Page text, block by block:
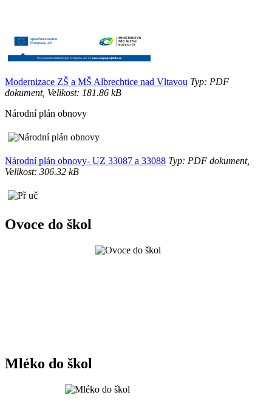
Modernizace ZŠ a MŠ Albrechtice nad Vltavou Typ: PDF
dokument, Velikost: 181.86 kB
Národní plán obnovy
Národní plán obnovy- UZ 33087 a 33088 Typ: PDF dokument,
Velikost: 306.32 kB
Ovoce do škol
Mléko do škol